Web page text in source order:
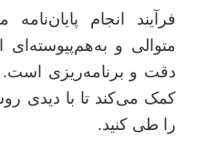
فرآیند انجام
متوالی و
دقت و برنامه‌ریزی
کمک می‌کند تا با دیدی
را طی کنید.